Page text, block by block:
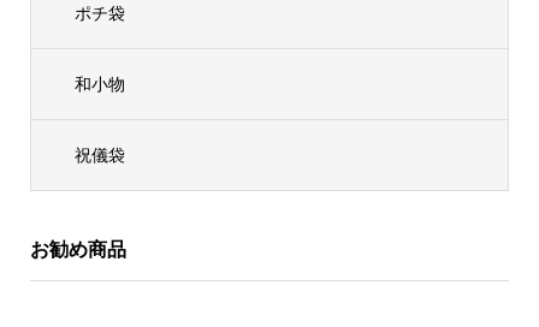
ポチ袋
和小物
祝儀袋
お勧め商品